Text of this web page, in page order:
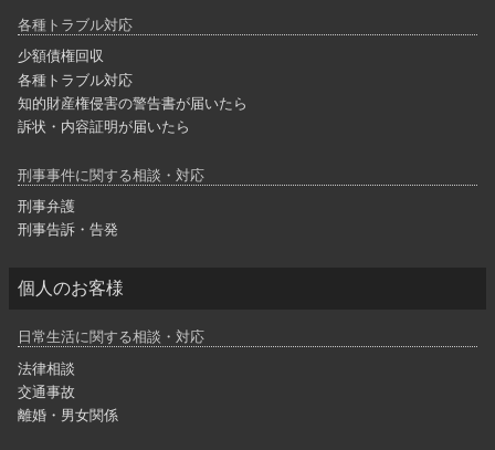
各種トラブル対応
少額債権回収
各種トラブル対応
知的財産権侵害の警告書が届いたら
訴状・内容証明が届いたら
刑事事件に関する相談・対応
刑事弁護
刑事告訴・告発
個人のお客様
日常生活に関する相談・対応
法律相談
交通事故
離婚・男女関係